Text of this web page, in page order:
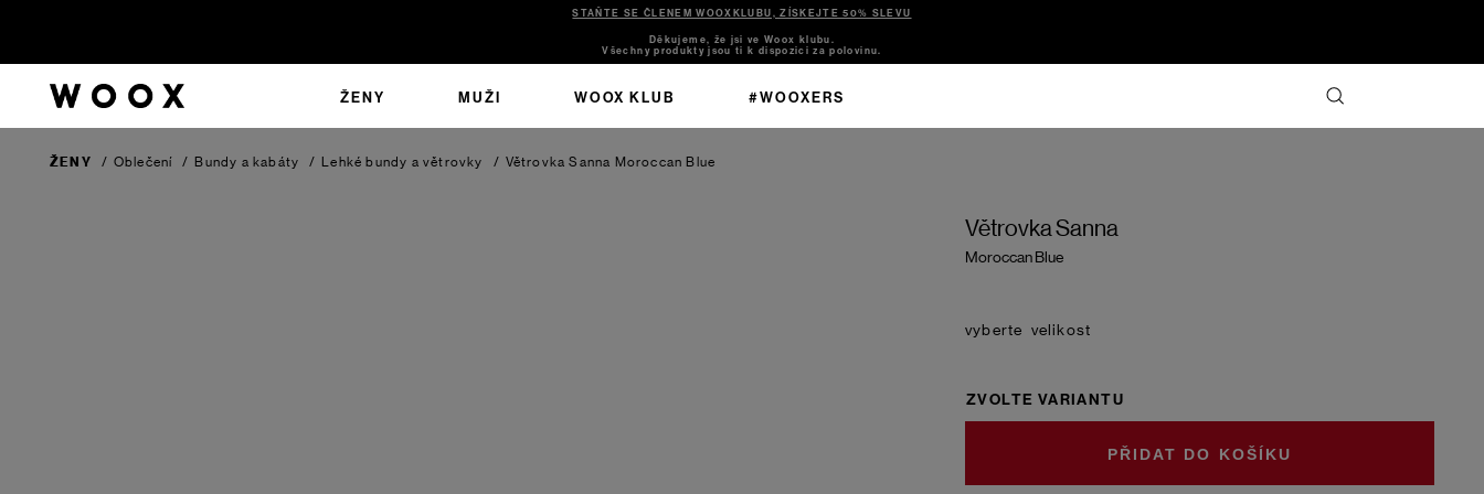
STAŇTE SE ČLENEM WOOXKLUBU, ZÍSKEJTE 50% SLEVU
Děkujeme, že jsi ve Woox klubu.
Všechny produkty jsou ti k dispozici za polovinu.
ŽENY MUŽI WOOX KLUB #WOOXERS
ŽENY / Oblečení / Bundy a kabáty / Lehké bundy a větrovky / Větrovka Sanna Moroccan Blue
Větrovka Sanna
Moroccan Blue
velikost
ZVOLTE VARIANTU
DO KOŠÍKU